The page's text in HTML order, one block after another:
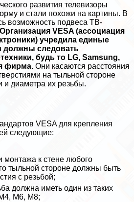
развития телевизоры
и стали похожи на картины. В
возможность подвеса ТВ-
Организация VESA (ассоциация
учредила единые
должны следовать
будь то LG, Samsung,
фирма. Они касаются расстояния
на тыльной стороне
и диаметра их резьбы.
VESA для крепления
следующие:
монтажа к стене любого
тыльной стороне должны быть
с резьбой;
должна иметь один из таких
М4, М6, М8;